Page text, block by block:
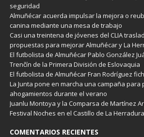
seguridad
Almuñécar acuerda impulsar la mejora o
canina mediante una mesa de trabajo
Casi una treintena de jóvenes del CLIA
propuestas para mejorar Almuñécar y La
El futbolista de Almuñécar Pablo González
Trenčín de la Primera División de Eslovaquia
El futbolista de Almuñécar Fran Rodríguez
La Junta pone en marcha una campaña para
ahogamientos durante el verano
Juanlu Montoya y la Comparsa de Martínez
Festival Noches en el Castillo de La
COMENTARIOS RECIENTES